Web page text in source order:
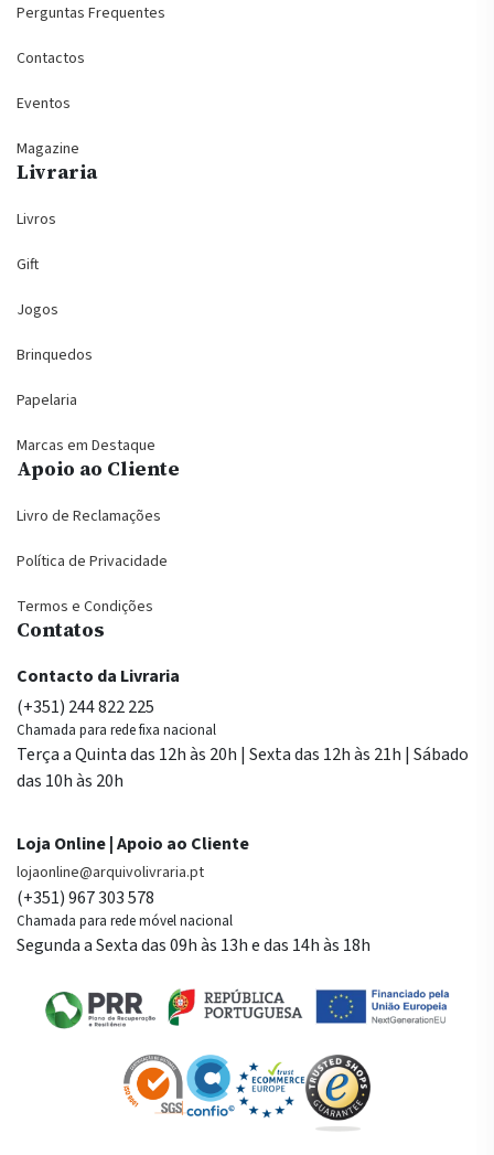
Perguntas Frequentes
Contactos
Eventos
Magazine
Livraria
Livros
Gift
Jogos
Brinquedos
Papelaria
Marcas em Destaque
Apoio ao Cliente
Livro de Reclamações
Política de Privacidade
Termos e Condições
Contatos
Contacto da Livraria
(+351) 244 822 225
Chamada para rede fixa nacional
Terça a Quinta das 12h às 20h | Sexta das 12h às 21h | Sábado
das 10h às 20h
Loja Online | Apoio ao Cliente
lojaonline@arquivolivraria.pt
(+351) 967 303 578
Chamada para rede móvel nacional
Segunda a Sexta das 09h às 13h e das 14h às 18h